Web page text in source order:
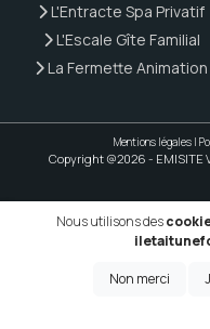
L'Entracte Spa Privatif
L'Escale Gîte Familial
La Fermette Animation
Mentions légales |
Copyright @2026 - EMISITE
Nous utilisons des
Non merci